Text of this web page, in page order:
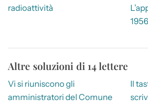
radioattività
1956
Altre soluzioni di 14 lettere
Vi si riuniscono gli
amministratori del Comune
Il